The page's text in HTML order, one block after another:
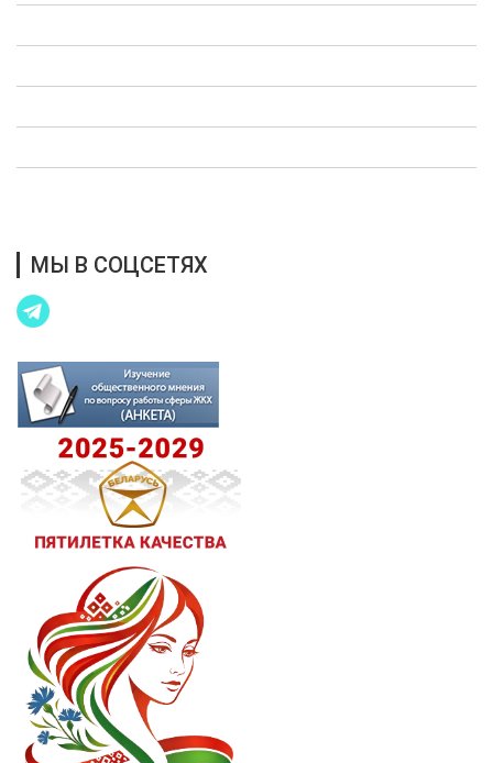
МЫ В СОЦСЕТЯХ